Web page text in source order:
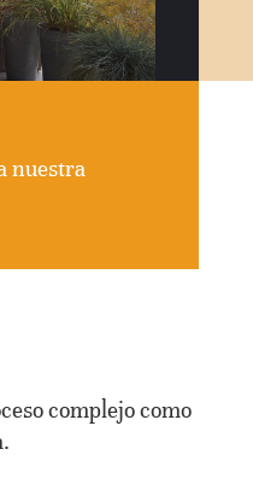
nuestra
complejo como